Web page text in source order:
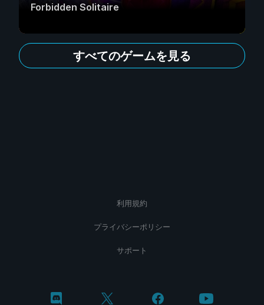
Forbidden Solitaire
すべてのゲームを見る
利用規約
プライバシーポリシー
サポート